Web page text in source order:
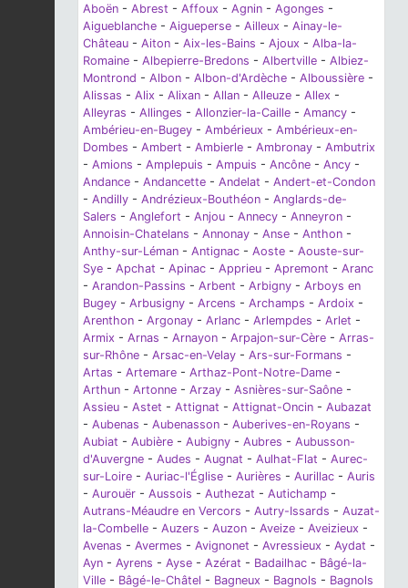
Aboën - Abrest - Affoux - Agnin - Agonges -
Aigueblanche - Aigueperse - Ailleux - Ainay-le-
Château - Aiton - Aix-les-Bains - Ajoux - Alba-la-
Romaine - Albepierre-Bredons - Albertville - Albiez-
Montrond - Albon - Albon-d'Ardèche - Alboussière -
Alissas - Alix - Alixan - Allan - Alleuze - Allex -
Alleyras - Allinges - Allonzier-la-Caille - Amancy -
Ambérieu-en-Bugey - Ambérieux - Ambérieux-en-
Dombes - Ambert - Ambierle - Ambronay - Ambutrix
- Amions - Amplepuis - Ampuis - Ancône - Ancy -
Andance - Andancette - Andelat - Andert-et-Condon
- Andilly - Andrézieux-Bouthéon - Anglards-de-
Salers - Anglefort - Anjou - Annecy - Anneyron -
Annoisin-Chatelans - Annonay - Anse - Anthon -
Anthy-sur-Léman - Antignac - Aoste - Aouste-sur-
Sye - Apchat - Apinac - Apprieu - Apremont - Aranc
- Arandon-Passins - Arbent - Arbigny - Arboys en
Bugey - Arbusigny - Arcens - Archamps - Ardoix -
Arenthon - Argonay - Arlanc - Arlempdes - Arlet -
Armix - Arnas - Arnayon - Arpajon-sur-Cère - Arras-
sur-Rhône - Arsac-en-Velay - Ars-sur-Formans -
Artas - Artemare - Arthaz-Pont-Notre-Dame -
Arthun - Artonne - Arzay - Asnières-sur-Saône -
Assieu - Astet - Attignat - Attignat-Oncin - Aubazat
- Aubenas - Aubenasson - Auberives-en-Royans -
Aubiat - Aubière - Aubigny - Aubres - Aubusson-
d'Auvergne - Audes - Augnat - Aulhat-Flat - Aurec-
sur-Loire - Auriac-l'Église - Aurières - Aurillac - Auris
- Aurouër - Aussois - Authezat - Autichamp -
Autrans-Méaudre en Vercors - Autry-Issards - Auzat-
la-Combelle - Auzers - Auzon - Aveize - Aveizieux -
Avenas - Avermes - Avignonet - Avressieux - Aydat -
Ayn - Ayrens - Ayse - Azérat - Badailhac - Bâgé-la-
Ville - Bâgé-le-Châtel - Bagneux - Bagnols - Bagnols